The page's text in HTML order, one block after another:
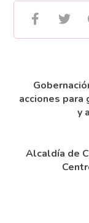
acciones para
y
Alcaldía de